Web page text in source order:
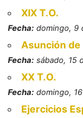
XIX T.O.
Fecha: domingo, 9
Asunción
Fecha: sábado, 15
XX T.O.
Fecha: domingo,
Ejercicios